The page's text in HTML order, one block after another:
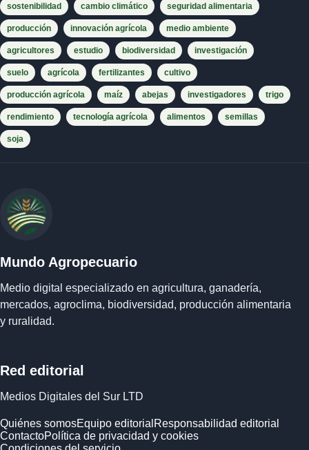
sostenibilidad cambio climático seguridad alimentaria
producción innovación agrícola medio ambiente
agricultores estudio biodiversidad investigación
suelo agrícola fertilizantes cultivo
producción agrícola maíz abejas investigadores trigo
rendimiento tecnología agrícola alimentos semillas
soja
Mundo Agropecuario
Medio digital especializado en agricultura, ganadería,
mercados, agroclima, biodiversidad, producción alimentaria
y ruralidad.
Red editorial
Medios Digitales del Sur LTD
Quiénes somosEquipo editorial Responsabilidad editorial
ContactoPolítica de privacidad y cookies